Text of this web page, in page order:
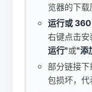
览器的下
运行或
右键点击
运行"或"添
部分链接下
包损坏，代